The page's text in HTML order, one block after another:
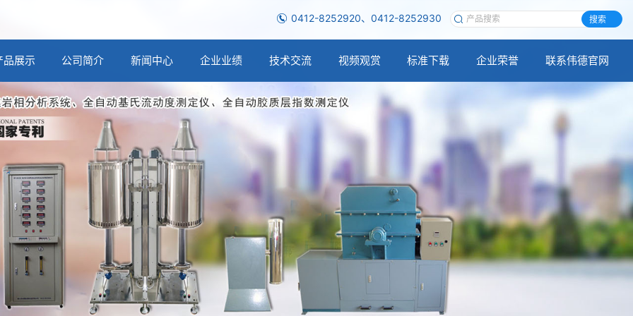
0412-8252920、0412-8252930 搜索
品展示 公司简介 新闻中心 企业业绩 技术交流 视频观赏 标准下载 企业荣誉 联系伟德官网